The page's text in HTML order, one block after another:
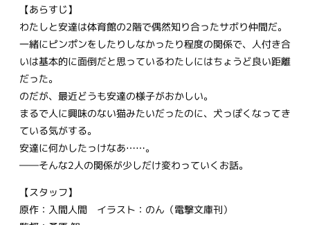
【あらすじ】
わたしと安達は体育館の2階で偶然知り合ったサボり仲間だ。
一緒にピンポンをしたりしなかったり程度の関係で、人付き合
いは基本的に面倒だと思っているわたしにはちょうど良い距離
だった。
のだが、最近どうも安達の様子がおかしい。
まるで人に興味のない猫みたいだったのに、犬っぽくなってき
ている気がする。
安達に何かしたっけなあ……。
――そんな2人の関係が少しだけ変わっていくお話。
【スタッフ】
原作：入間人間 イラスト：のん（電撃文庫刊）